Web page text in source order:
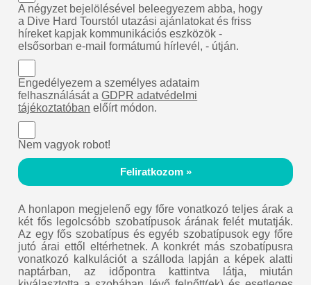
A négyzet bejelölésével beleegyezem abba, hogy
a Dive Hard Tourstól utazási ajánlatokat és friss
híreket kapjak kommunikációs eszközök -
elsősorban e-mail formátumú hírlevél, - útján.
Engedélyezem a személyes adataim
felhasználását aGDPR adatvédelmi
tájékoztatóban előírt módon.
Nem vagyok robot!
Feliratkozom »
A honlapon megjelenő egy főre vonatkozó teljes árak a
két fős legolcsóbb szobatípusok árának felét mutatják.
Az egy fős szobatípus és egyéb szobatípusok egy főre
jutó árai ettől eltérhetnek. A konkrét más szobatípusra
vonatkozó kalkulációt a szálloda lapján a képek alatti
naptárban, az időpontra kattintva látja, miután